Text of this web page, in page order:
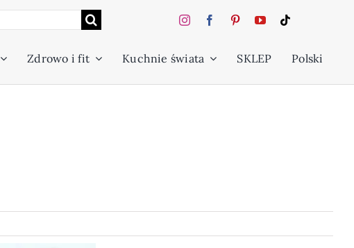
Zdrowo i fit Kuchnie świata SKLEP Polski